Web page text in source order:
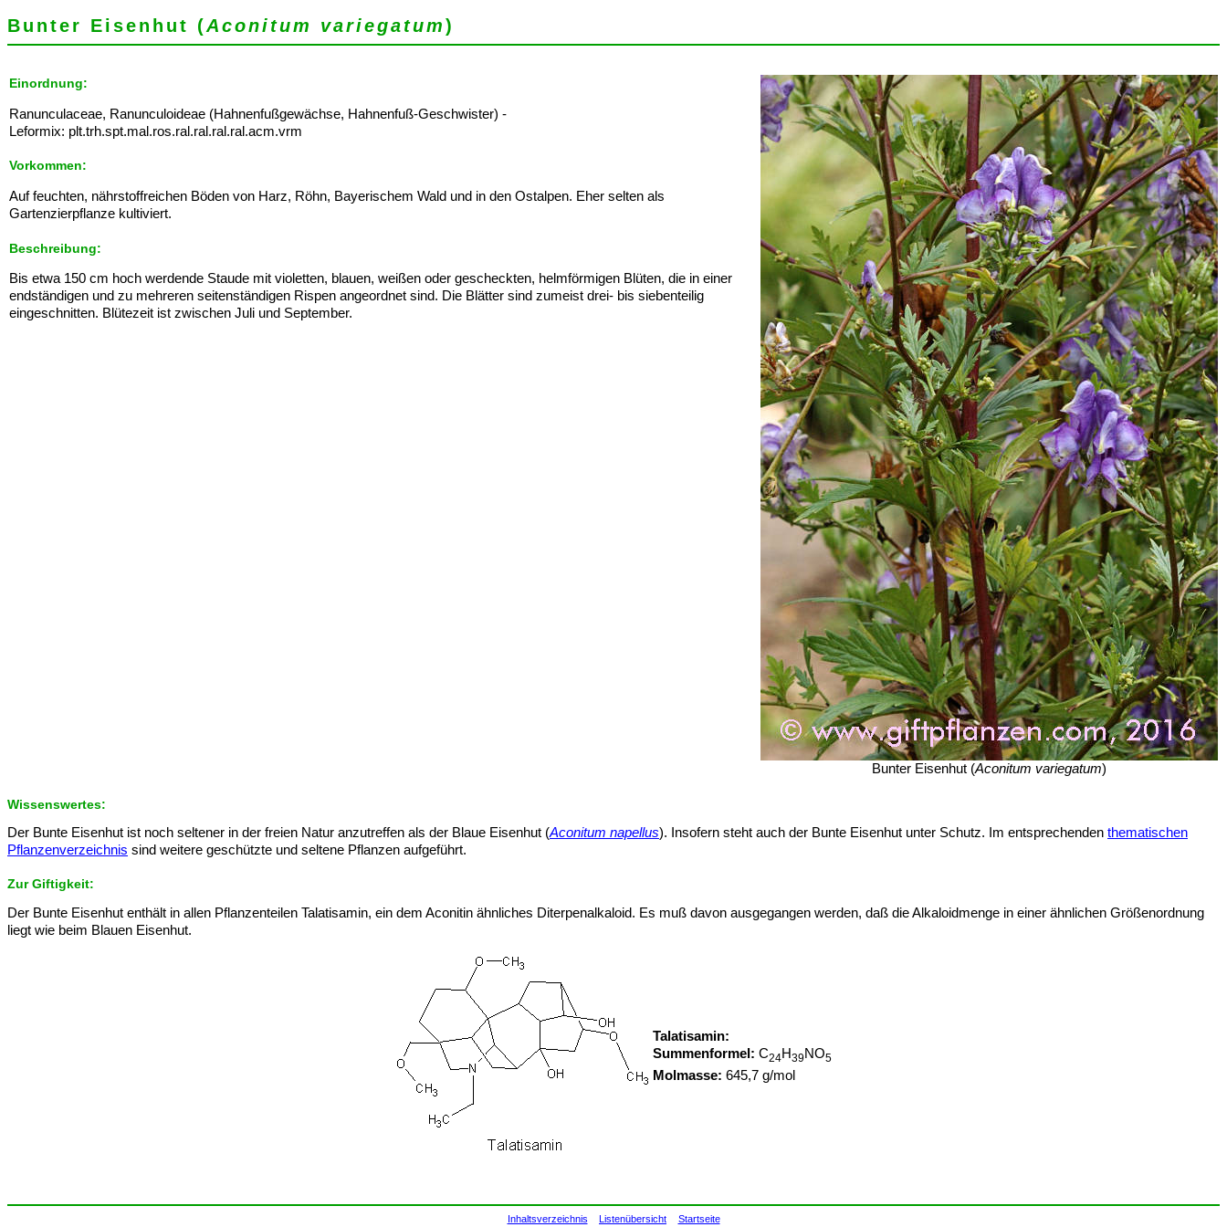
Bunter Eisenhut (Aconitum variegatum)
Einordnung:
Ranunculaceae, Ranunculoideae (Hahnenfußgewächse, Hahnenfuß-Geschwister) -
Leformix: plt.trh.spt.mal.ros.ral.ral.ral.ral.acm.vrm
Vorkommen:
Auf feuchten, nährstoffreichen Böden von Harz, Röhn, Bayerischem Wald und in den Ostalpen. Eher selten als
Gartenzierpflanze kultiviert.
Beschreibung:
Bis etwa 150 cm hoch werdende Staude mit violetten, blauen, weißen oder gescheckten, helmförmigen Blüten, die in einer
endständigen und zu mehreren seitenständigen Rispen angeordnet sind. Die Blätter sind zumeist drei- bis siebenteilig
eingeschnitten. Blütezeit ist zwischen Juli und September.
Bunter Eisenhut (Aconitum variegatum)
Wissenswertes:
Der Bunte Eisenhut ist noch seltener in der freien Natur anzutreffen als der Blaue Eisenhut (Aconitum napellus). Insofern steht auch der Bunte Eisenhut unter Schutz. Im entsprechenden thematischen
Pflanzenverzeichnis sind weitere geschützte und seltene Pflanzen aufgeführt.
Zur Giftigkeit:
Der Bunte Eisenhut enthält in allen Pflanzenteilen Talatisamin, ein dem Aconitin ähnliches Diterpenalkaloid. Es muß davon ausgegangen werden, daß die Alkaloidmenge in einer ähnlichen Größenordnung
liegt wie beim Blauen Eisenhut.
Talatisamin:
Summenformel: C24H39NO5
Molmasse: 645,7 g/mol
Inhaltsverzeichnis Listenübersicht Startseite